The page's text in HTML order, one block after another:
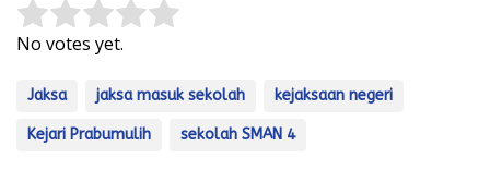
Rate this item:
No votes yet.
Jaksa jaksa masuk sekolah kejaksaan negeri
Kejari Prabumulih sekolah SMAN 4